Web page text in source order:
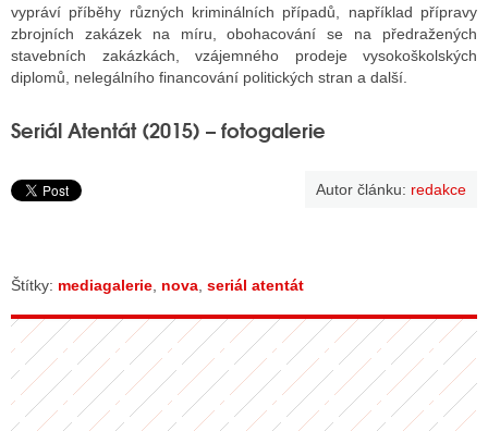
vypráví příběhy různých kriminálních případů, například přípravy
zbrojních zakázek na míru, obohacování se na předražených
stavebních zakázkách, vzájemného prodeje vysokoškolských
diplomů, nelegálního financování politických stran a další.
Seriál Atentát (2015) – fotogalerie
Autor článku: redakce
Štítky: mediagalerie nova seriál atentát